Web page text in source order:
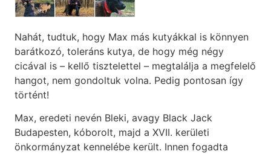
Nahát, tudtuk, hogy Max más kutyákkal is könnyen
barátkozó, toleráns kutya, de hogy még négy
cicával is – kellő tisztelettel – megtalálja a megfelelő
hangot, nem gondoltuk volna. Pedig pontosan így
történt!
Max, eredeti nevén Bleki, avagy Black Jack
Budapesten, kóborolt, majd a XVII. kerületi
önkormányzat kennelébe került. Innen fogadta